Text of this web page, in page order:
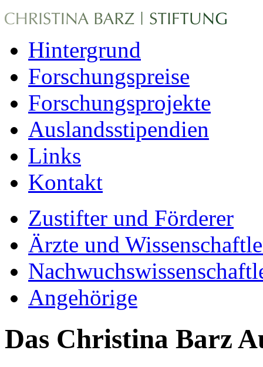
Hintergrund
Forschungspreise
Forschungsprojekte
Auslandsstipendien
Links
Kontakt
Zustifter und Förderer
Ärzte und
Angehörige
Das Christina Barz